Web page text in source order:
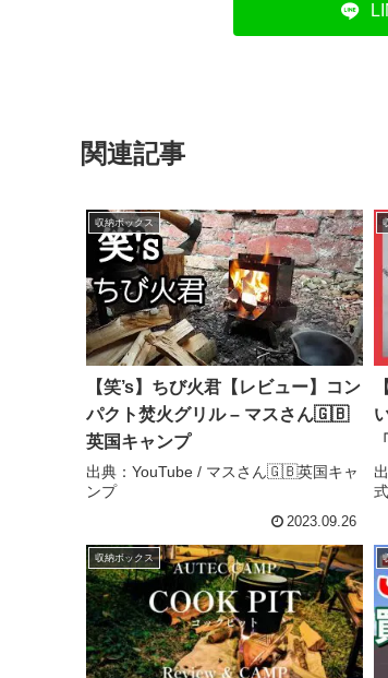
関連記事
収納ボックス
【笑’s】ちび火君【レビュー】コン
パクト焚火グリル – マスさん🇬🇧
英国キャンプ
出典：YouTube / マスさん🇬🇧英国キャ
ンプ
2023.09.26
収納ボックス